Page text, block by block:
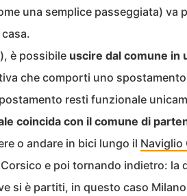
una semplice passeggiata) va
è possibile uscire dal comune in
che comporti uno
resti funzionale
coincida con il comune di
o andare in bici lungo il Naviglio
e poi tornando indietro: la
si è partiti, in questo caso